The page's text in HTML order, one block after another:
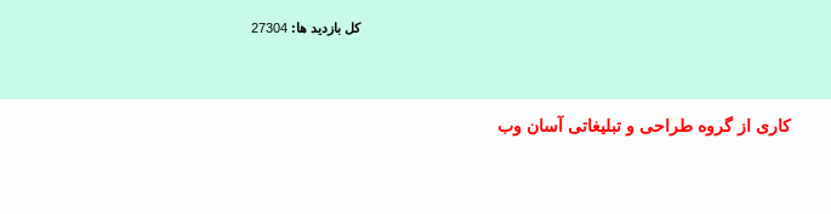
کل بازدید ها:
کاری از گروه طراحی و تبلیغاتی آسان وب